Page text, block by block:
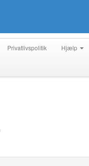
Privatlivspolitik Hjælp